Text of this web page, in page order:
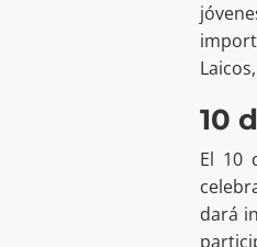
10
El 10
dará